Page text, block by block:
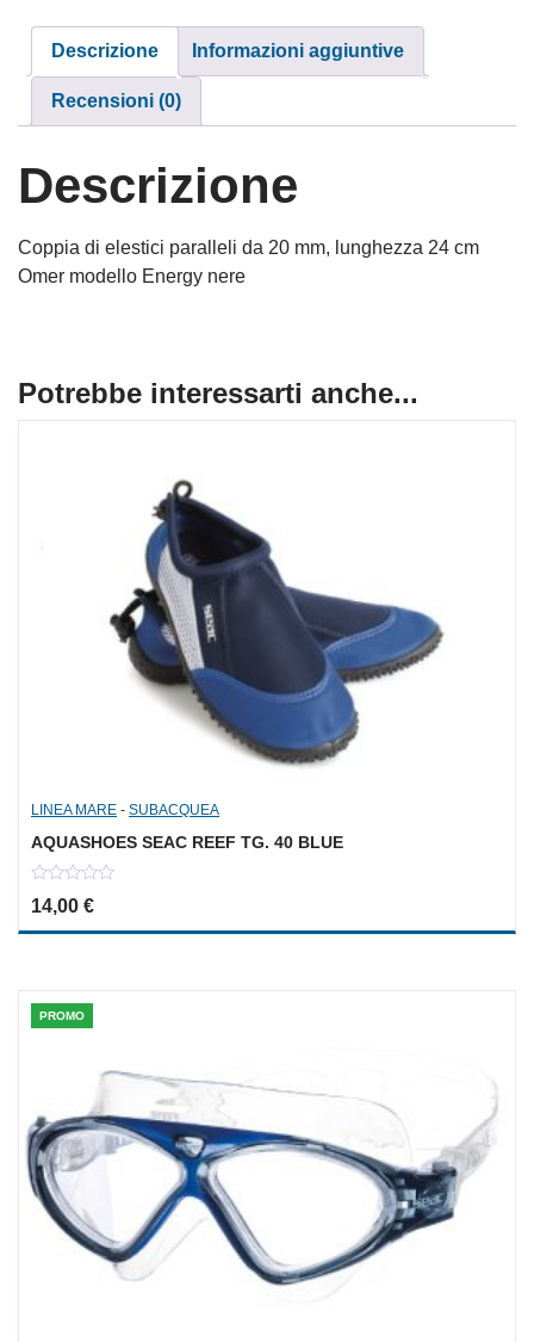
Descrizione Informazioni aggiuntive
Recensioni (0)
Descrizione
Coppia di elestici paralleli da 20 mm, lunghezza 24 cm
Omer modello Energy nere
Potrebbe interessarti anche...
LINEA MARE - SUBACQUEA
AQUASHOES SEAC REEF TG. 40 BLUE
0
out
14,00 €
PROMO